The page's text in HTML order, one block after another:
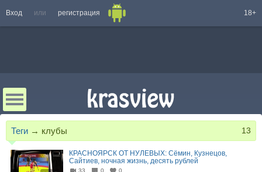
Вход или регистрация 18+
Теги → клубы 13
КРАСНОЯРСК ОТ НУЛЕВЫХ: Сёмин, Кузнецов,
Сайтиев, ночная жизнь, десять рублей
33 0 0